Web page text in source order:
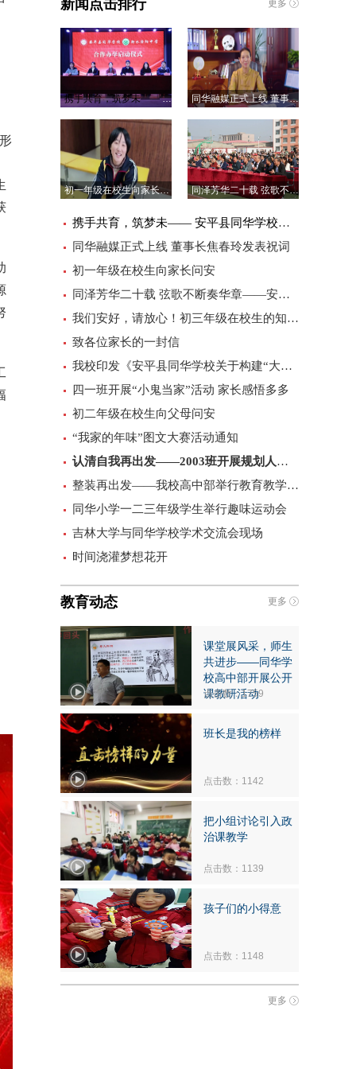
新闻点击排行 更多
携手共育，筑梦未—— 安平县同华学校与衡水滏阳中学合作办学正式启航 同华融媒正式上线 董事长焦春玲发表祝词
初一年级在校生向家长问安 同泽芳华二十载 弦歌不断奏华章——安平县同华学校建校20周年庆典大会圆满礼成！
携手共育，筑梦未—— 安平县同华学校与衡水滏阳中学合作办学正式启航
同华融媒正式上线 董事长焦春玲发表祝词
初一年级在校生向家长问安
同泽芳华二十载 弦歌不断奏华章——安平县同华学校建校20周年庆典大会圆满礼成！
我们安好，请放心！初三年级在校生的知心话
致各位家长的一封信
我校印发《安平县同华学校关于构建“大宣传”工作格局的实施意见（试行）》
四一班开展“小鬼当家”活动 家长感悟多多
初二年级在校生向父母问安
“我家的年味”图文大赛活动通知
认清自我再出发——2003班开展规划人生主题班会
整装再出发——我校高中部举行教育教学提升阶段动员活动​
同华小学一二三年级学生举行趣味运动会
吉林大学与同华学校学术交流会现场
时间浇灌梦想花开
教育动态 更多
课堂展风采，师生
共进步——同华学
校高中部开展公开
课教研活动
点击数：1759
班长是我的榜样
点击数：1142
把小组讨论引入政
治课教学
点击数：1139
孩子们的小得意
点击数：1148
更多